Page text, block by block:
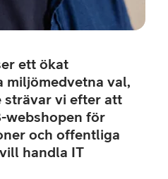
ett ökat
miljömedvetna val,
strävar vi efter att
webshopen för
och offentliga
handla IT